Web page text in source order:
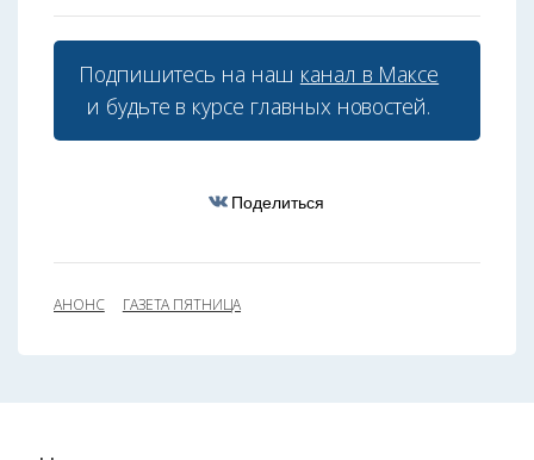
Подпишитесь на наш канал в Максе
и будьте в курсе главных новостей.
Поделиться
АНОНС ГАЗЕТА ПЯТНИЦА